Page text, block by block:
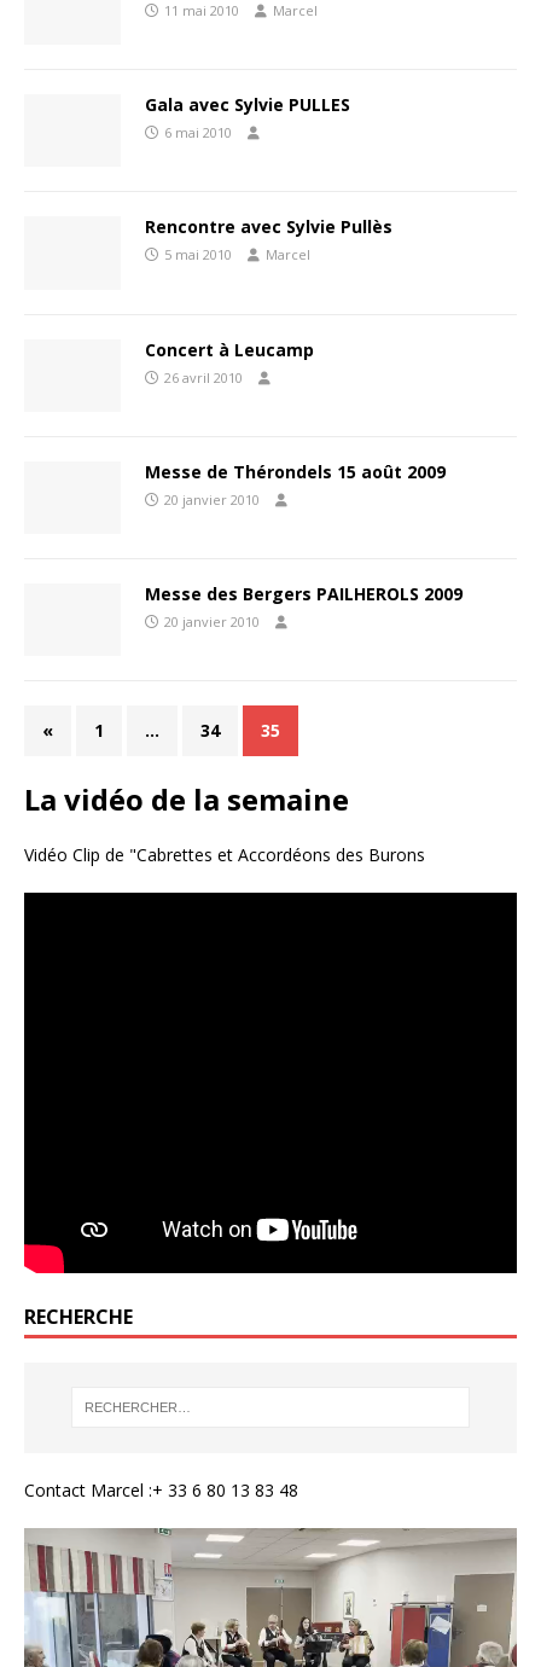
11 mai 2010 Marcel
Gala avec Sylvie PULLES
6 mai 2010
Rencontre avec Sylvie Pullès
5 mai 2010 Marcel
Concert à Leucamp
26 avril 2010
Messe de Thérondels 15 août 2009
20 janvier 2010
Messe des Bergers PAILHEROLS 2009
20 janvier 2010
« 1 … 34 35
La vidéo de la semaine
Vidéo Clip de "Cabrettes et Accordéons des Burons
RECHERCHE
Contact Marcel :+ 33 6 80 13 83 48